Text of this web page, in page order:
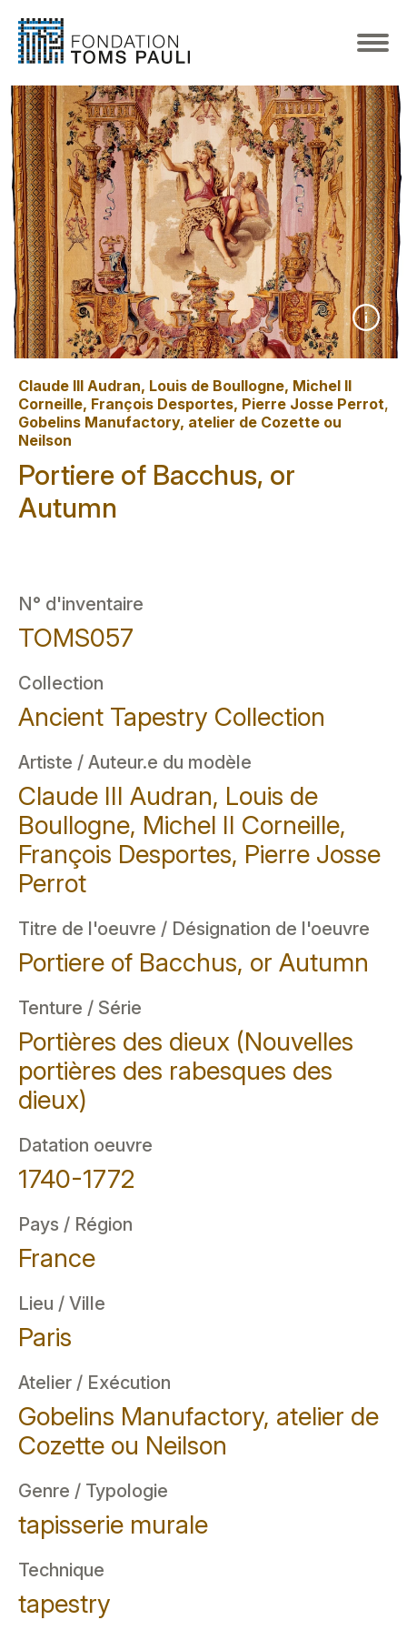
Claude III Audran, Louis de Boullogne, Michel II
Corneille, François Desportes, Pierre Josse Perrot,
Gobelins Manufactory, atelier de Cozette ou
Neilson
Portiere of Bacchus, or
Autumn
N° d'inventaire
TOMS057
Collection
Ancient Tapestry Collection
Artiste / Auteur.e du modèle
Claude III Audran, Louis de
Boullogne, Michel II Corneille,
François Desportes, Pierre Josse
Perrot
Titre de l'oeuvre / Désignation de l'oeuvre
Portiere of Bacchus, or Autumn
Tenture / Série
Portières des dieux (Nouvelles
portières des rabesques des
dieux)
Datation oeuvre
1740-1772
Pays / Région
France
Lieu / Ville
Paris
Atelier / Exécution
Gobelins Manufactory, atelier de
Cozette ou Neilson
Genre / Typologie
tapisserie murale
Technique
tapestry